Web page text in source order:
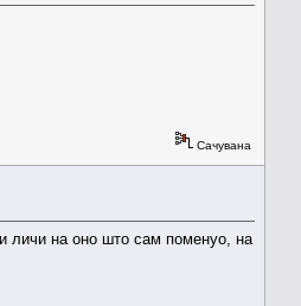
Сачувана
личи на оно што сам поменуо, на